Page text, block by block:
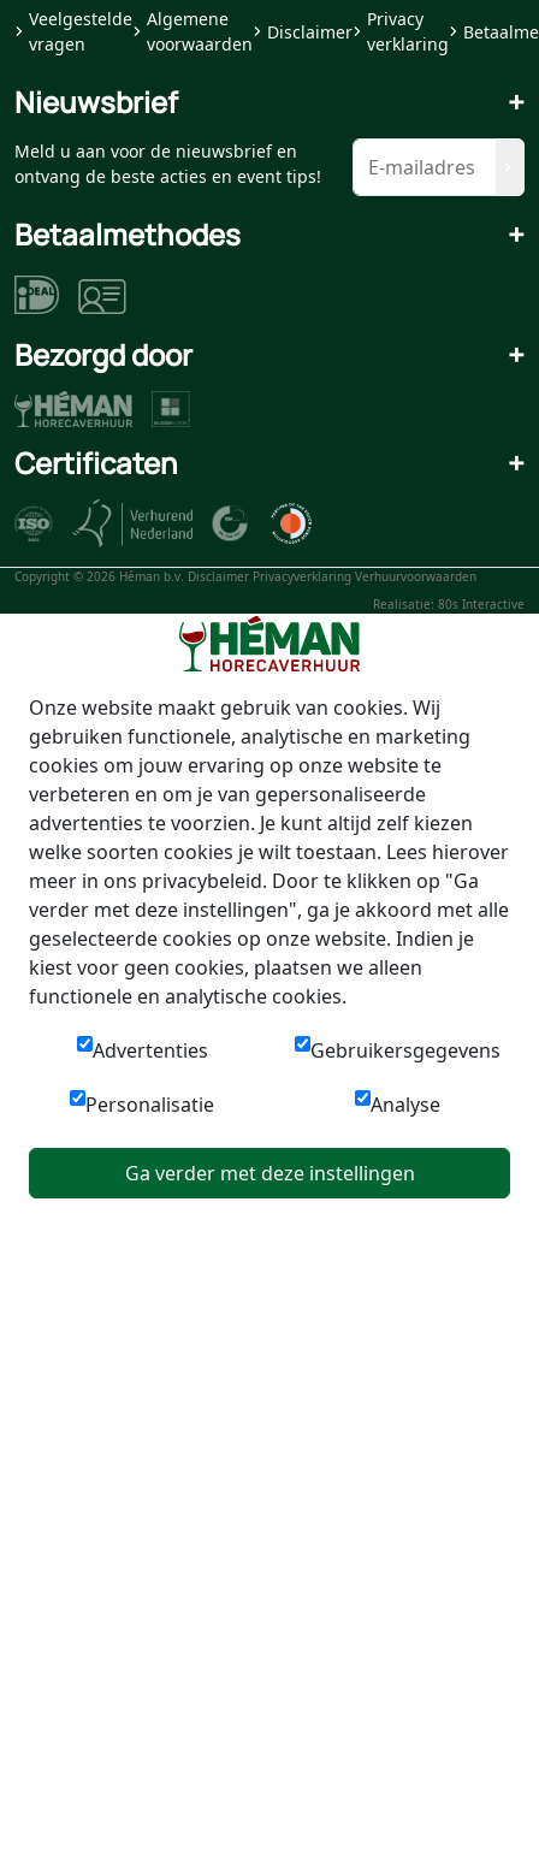
Veelgestelde
vragen
Algemene
voorwaarden
Disclaimer
Privacy
verklaring
Nieuwsbrief +
Meld u aan voor de nieuwsbrief en
ontvang de beste acties en event tips!
Betaalmethodes +
Bezorgd door +
Certificaten +
Copyright © 2026 Héman b.v. Disclaimer Privacyverklaring Verhuurvoorwaarden
Realisatie: 80s Interactive
Onze website maakt gebruik van cookies. Wij
gebruiken functionele, analytische en marketing
cookies om jouw ervaring op onze website te
verbeteren en om je van gepersonaliseerde
advertenties te voorzien. Je kunt altijd zelf kiezen
welke soorten cookies je wilt toestaan. Lees hierover
meer in ons privacybeleid. Door te klikken op "Ga
verder met deze instellingen", ga je akkoord met alle
geselecteerde cookies op onze website. Indien je
kiest voor geen cookies, plaatsen we alleen
functionele en analytische cookies.
Advertenties Gebruikersgegevens
Personalisatie Analyse
Ga verder met deze instellingen